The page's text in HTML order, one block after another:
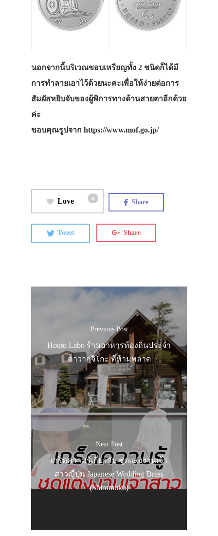
นอกจากนี้บริเวณขอบเหรียญทั้ง 2 ชนิดก็ได้มี
การทำลายเอาไว้ด้วยนะคะเพื่อให้ง่ายต่อการ
สัมผัสหยิบจับของผู้พิการทางด้านสายตาอีกด้วย
ค่ะ
ขอบคุณรูปจาก https://www.mof.go.jp/
Love 0 Share
Tweet Share
Previous Post
Houto Labo ร้านอาหารท้องถิ่นประจำ
คาวากุจิโกะ ที่ห้ามพลาด
Next Post
เกร็ดความรู้เกี่ยวกับ ชุดแต่งงานเจ้า
สาวญี่ปุ่น Japanese Wedding Dress
(Shiromuku)